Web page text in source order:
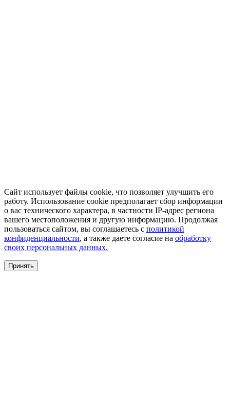
Сайт использует файлы cookie, что позволяет улучшить его
работу. Использование cookie предполагает сбор информации
о вас технического характера, в частности IP-адрес региона
вашего местоположения и другую информацию. Продолжая
пользоваться сайтом, вы соглашаетесь с политикой
конфиденциальности, а также даете согласие на обработку
своих персональных данных.
Принять